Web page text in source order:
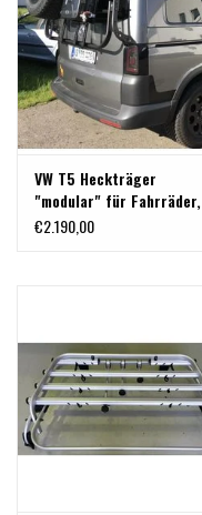
VW T5 Heckträger
"modular" für Fahrräder,
Ersatzrad, Kanister, usw.
€2.190,00